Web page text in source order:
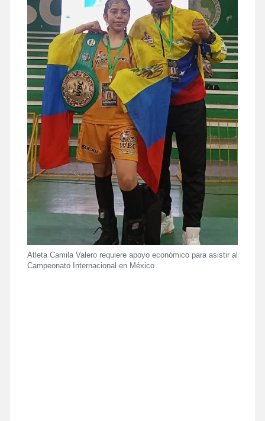
Atleta Camila Valero requiere apoyo económico para asistir al
Campeonato Internacional en México